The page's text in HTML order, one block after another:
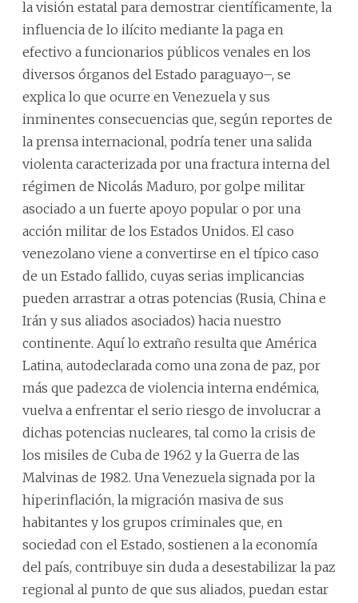
la visión estatal para demostrar científicamente, la
influencia de lo ilícito mediante la paga en
efectivo a funcionarios públicos venales en los
diversos órganos del Estado paraguayo–, se
explica lo que ocurre en Venezuela y sus
inminentes consecuencias que, según reportes de
la prensa internacional, podría tener una salida
violenta caracterizada por una fractura interna del
régimen de Nicolás Maduro, por golpe militar
asociado a un fuerte apoyo popular o por una
acción militar de los Estados Unidos. El caso
venezolano viene a convertirse en el típico caso
de un Estado fallido, cuyas serias implicancias
pueden arrastrar a otras potencias (Rusia, China e
Irán y sus aliados asociados) hacia nuestro
continente. Aquí lo extraño resulta que América
Latina, autodeclarada como una zona de paz, por
más que padezca de violencia interna endémica,
vuelva a enfrentar el serio riesgo de involucrar a
dichas potencias nucleares, tal como la crisis de
los misiles de Cuba de 1962 y la Guerra de las
Malvinas de 1982. Una Venezuela signada por la
hiperinflación, la migración masiva de sus
habitantes y los grupos criminales que, en
sociedad con el Estado, sostienen a la economía
del país, contribuye sin duda a desestabilizar la paz
regional al punto de que sus aliados, puedan estar